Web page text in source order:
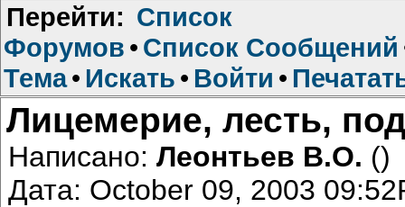
Перейти: Список
Форумов • Список Сообщений
Тема• Искать • Войти •
Лицемерие, лесть,
Написано: Леонтьев В.О. ()
Дата: October 09, 2003